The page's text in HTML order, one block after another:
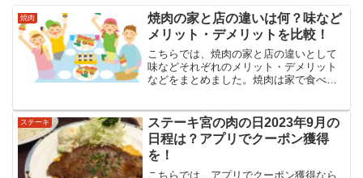
焼肉
焼肉の家と店の違いは何？味など
メリット・デメリットを比較！
こちらでは、焼肉の家と店の違いとして
味などそれぞれのメリット・デメリット
などをまとめました。焼肉は家で食べる
がありますが焼肉ならではの家でのデメ
リットは大きいようです。
ステーキ
ステーキ宮の肉の日2023年9月の
日程は？アプリでクーポン獲得
を！
こちらでは、アプリでクーポン獲得なら